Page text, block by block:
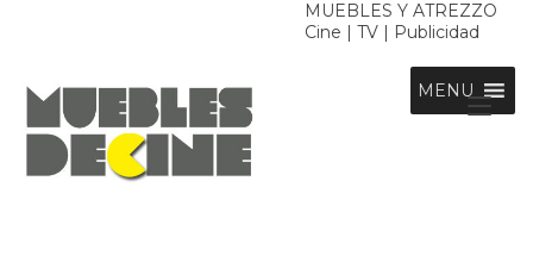
MUEBLES Y ATREZZO
Cine | TV | Publicidad
MENU